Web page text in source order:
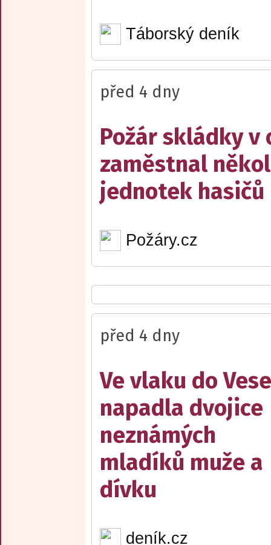
Táborský deník
před 4 dny
Požár skládky v
zaměstnal
jednotek hasičů
Požáry.cz
před 4 dny
Ve vlaku do
napadla dvojice
neznámých
mladíků muže a
dívku
deník.cz